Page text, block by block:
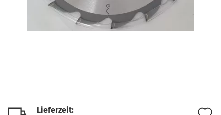
Lieferzeit: